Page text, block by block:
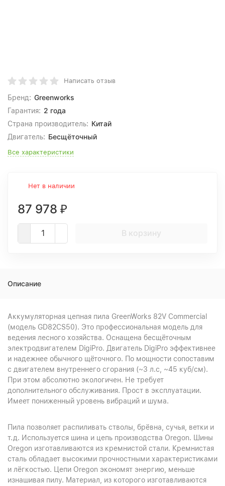
Написать отзыв
Бренд: Greenworks
Гарантия: 2 года
Страна производитель: Китай
Двигатель: Бесщёточный
Все характеристики
Нет в наличии
87 978 ₽
В корзину
Описание
Аккумуляторная цепная пила GreenWorks 82V Commercial
(модель GD82CS50). Это профессиональная модель для
ведения лесного хозяйства. Оснащена бесщёточным
электродвигателем DigiPro. Двигатель DigiPro эффективнее
и надежнее обычного щёточного. По мощности сопоставим
с двигателем внутреннего сгорания (~3 л.с, ~45 куб/см).
При этом абсолютно экологичен. Не требует
дополнительного обслуживания. Прост в эксплуатации.
Имеет пониженный уровень вибраций и шума.
Пила позволяет распиливать стволы, брёвна, сучья, ветки и
т.д. Используется шина и цепь производства Oregon. Шины
Oregon изготавливаются из кремнистой стали. Кремнистая
сталь обладает высокими прочностными характеристиками
и лёгкостью. Цепи Oregon экономят энергию, меньше
изнашивая пилу. Материал, из которого изготавливаются